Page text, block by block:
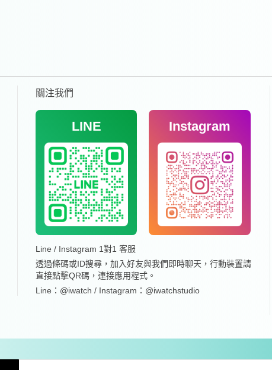
關注我們
LINE Instagram
Line / Instagram 1對1 客服
透過條碼或ID搜尋，加入好友與我們即時聊天，行動裝置請
直接點擊QR碼，連接應用程式。
Line：@iwatch / Instagram：@iwatchstudio